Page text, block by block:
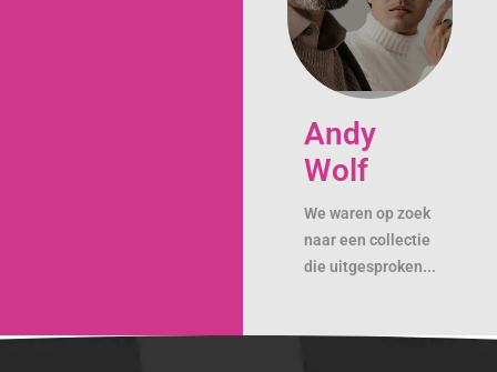
Andy
Wolf
We waren op zoek
naar een collectie
die uitgesproken...